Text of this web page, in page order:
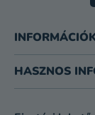
HASZNOS